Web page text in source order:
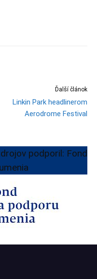
Ďalší článok
Linkin Park headlinerom
Aerodrome Festival
podporil: Fond